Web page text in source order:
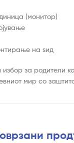
(монитор)
на ѕид
за родители
мир со